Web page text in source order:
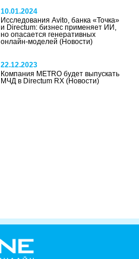
10.01.2024
Исследования Avito, банка «Точка»
и Directum: бизнес применяет ИИ,
но опасается генеративных
онлайн-моделей(Новости)
22.12.2023
Компания METRO будет выпускать
МЧД в Directum RX(Новости)